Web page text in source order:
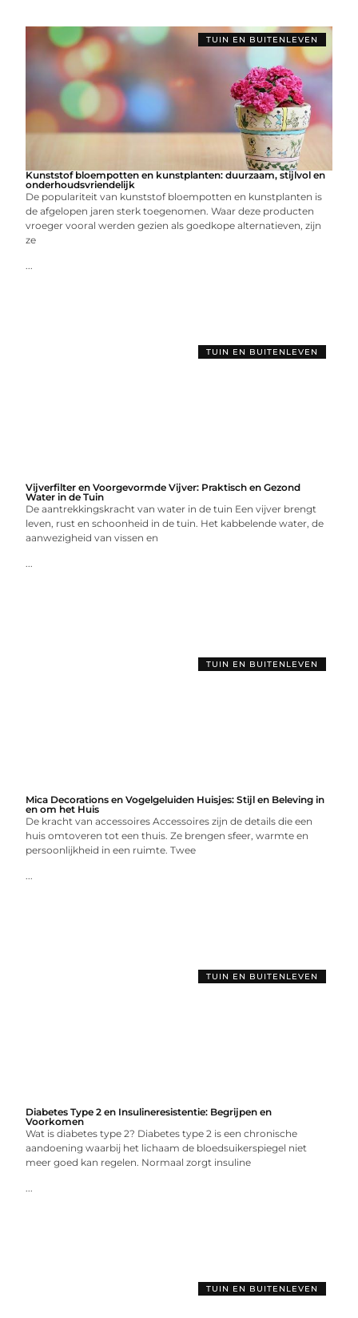
TUIN EN BUITENLEVEN
Kunststof bloempotten en kunstplanten: duurzaam, stijlvol en
onderhoudsvriendelijk
De populariteit van kunststof bloempotten en kunstplanten is
de afgelopen jaren sterk toegenomen. Waar deze producten
vroeger vooral werden gezien als goedkope alternatieven, zijn
ze
...
TUIN EN BUITENLEVEN
Vijverfilter en Voorgevormde Vijver: Praktisch en Gezond
Water in de Tuin
De aantrekkingskracht van water in de tuin Een vijver brengt
leven, rust en schoonheid in de tuin. Het kabbelende water, de
aanwezigheid van vissen en
...
TUIN EN BUITENLEVEN
Mica Decorations en Vogelgeluiden Huisjes: Stijl en Beleving in
en om het Huis
De kracht van accessoires Accessoires zijn de details die een
huis omtoveren tot een thuis. Ze brengen sfeer, warmte en
persoonlijkheid in een ruimte. Twee
...
TUIN EN BUITENLEVEN
Diabetes Type 2 en Insulineresistentie: Begrijpen en
Voorkomen
Wat is diabetes type 2? Diabetes type 2 is een chronische
aandoening waarbij het lichaam de bloedsuikerspiegel niet
meer goed kan regelen. Normaal zorgt insuline
...
TUIN EN BUITENLEVEN